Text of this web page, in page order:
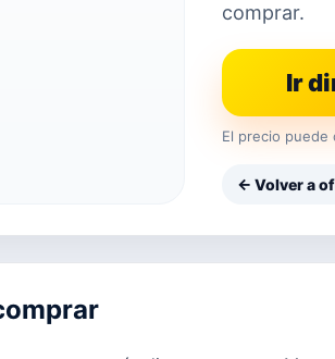
comprar.
Ir
El precio puede
← Volver a